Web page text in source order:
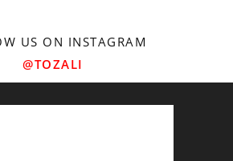
US ON INSTAGRAM
@TOZALI